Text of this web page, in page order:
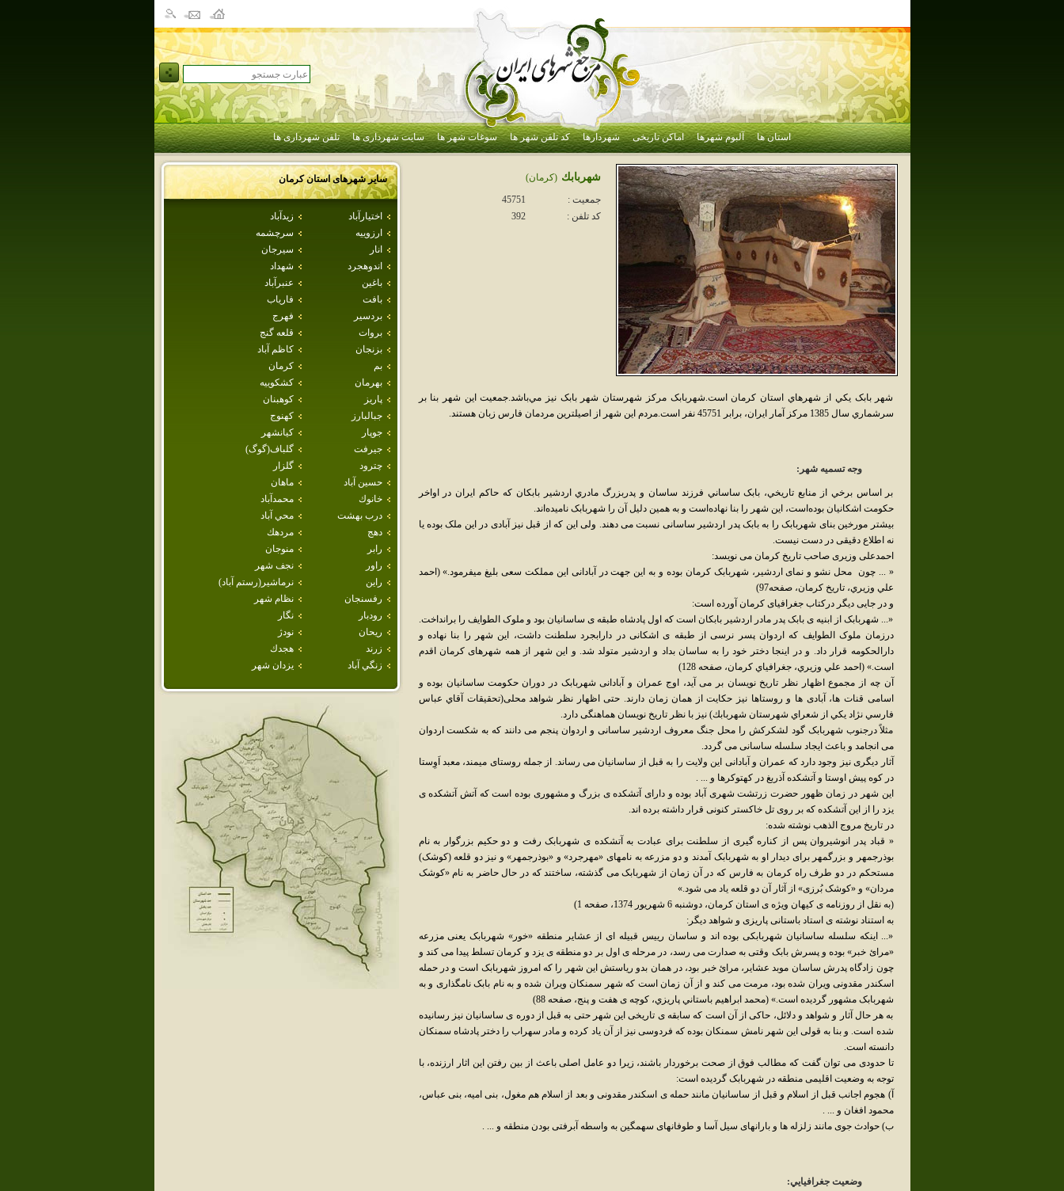
استان ها آلبوم شهرها اماکن تاریخی شهردارها کد تلفن شهر ها سوغات شهر ها سایت شهرداری ها تلفن شهرداری ها
سایر شهرهای استانكرمان
اختيارآباد
زيدآباد
ارزوييه
سرچشمه
انار
سيرجان
اندوهجرد
شهداد
باغين
عنبرآباد
بافت
فارياب
بردسير
فهرج
بروات
قلعه گنج
بزنجان
كاظم آباد
بم
كرمان
بهرمان
كشكوييه
پاريز
كوهبنان
جبالبارز
كهنوج
جوپار
كيانشهر
جيرفت
گلباف(گوگ)
چترود
گلزار
حسين آباد
ماهان
خانوك
محمدآباد
درب بهشت
محي آباد
دهج
مردهك
رابر
منوجان
راور
نجف شهر
راين
نرماشير(رستم آباد)
رفسنجان
نظام شهر
رودبار
نگار
ريحان
نودژ
زرند
هجدك
زنگي آباد
يزدان شهر
شهربابك (كرمان)
جمعیت :
45751
کد تلفن :
392
شهر بابک يکي از شهرهاي استان کرمان است.شهربابک مرکز شهرستان شهر بابک نيز مي‌باشد.جمعيت اين شهر بنا بر
سرشماري سال 1385 مرکز آمار ايران، برابر 45751 نفر است.مردم اين شهر از اصيلترين مردمان فارس زبان هستند.
وجه تسميه شهر:
بر اساس برخي از منابع تاريخي، بابک ساساني فرزند ساسان و پدربزرگ مادري اردشير بابکان که حاکم ايران در اواخر
حکومت اشکانيان بوده‌است، اين شهر را بنا نهاده‌است و به همين دليل آن را شهربابک ناميده‌اند.
بیشتر مورخین بنای شهربابک را به بابک پدر اردشیر ساسانی نسبت می دهند. ولی این که از قبل نیز آبادی در این ملک بوده یا
نه اطلاع دقیقی در دست نیست.
احمدعلی وزیری صاحب تاریخ کرمان می نویسد:
« ... چون محل نشو و نمای اردشیر، شهربابک کرمان بوده و به این جهت در آبادانی این مملکت سعی بلیغ میفرمود.» (احمد
علي وزيري، تاريخ كرمان، صفحه97)
و در جایی دیگر درکتاب جغرافیای کرمان آورده است:
«... شهربابک از ابنیه ی بابک پدر مادر اردشیر بابکان است که اول پادشاه طبقه ی ساسانیان بود و ملوک الطوایف را برانداخت.
درزمان ملوک الطوایف که اردوان پسر نرسی از طبقه ی اشکانی در دارابجرد سلطنت داشت، این شهر را بنا نهاده و
دارالحکومه قرار داد. و در اینجا دختر خود را به ساسان بداد و اردشیر متولد شد. و این شهر از همه شهرهای کرمان اقدم
است.» (احمد علي وزيري، جغرافياي كرمان، صفحه 128)
آن چه از مجموع اظهار نظر تاریخ نویسان بر می آید، اوج عمران و آبادانی شهربابک در دوران حکومت ساسانیان بوده و
اسامی قنات ها، آبادی ها و روستاها نیز حکایت از همان زمان دارند. حتی اظهار نظر شواهد محلی(تحقيقات آقاي عباس
فارسي نژاد يكي از شعراي شهرستان شهربابك) نیز با نظر تاریخ نویسان هماهنگی دارد.
مثلاً درجنوب شهربابک گود لشکرکش را محل جنگ معروف اردشیر ساسانی و اردوان پنجم می دانند که به شکست اردوان
می انجامد و باعث ایجاد سلسله ساسانی می گردد.
آثار دیگری نیز وجود دارد که عمران و آبادانی این ولایت را به قبل از ساسانیان می رساند. از جمله روستای میمند، معبد اَوِستا
در کوه پیش اوستا و آتشکده آذربغ در کهتوکرها و ... .
این شهر در زمان ظهور حضرت زرتشت شهری آباد بوده و دارای آتشکده ی بزرگ و مشهوری بوده است که آتش آتشکده ی
یزد را از این آتشکده که بر روی تل خاکستر کنونی قرار داشته برده اند.
در تاریخ مروج الذهب نوشته شده:
« قباد پدر انوشیروان پس از کناره گیری از سلطنت برای عبادت به آتشکده ی شهربابک رفت و دو حکیم بزرگوار به نام
بوذرجمهر و بزرگمهر برای دیدار او به شهربابک آمدند و دو مزرعه به نامهای «مهرجرد» و «بوذرجمهر» و نیز دو قلعه (کوشک)
مستحکم در دو طرف راه کرمان به فارس که در آن زمان از شهربابک می گذشته، ساختند که در حال حاضر به نام «کوشک
مردان» و «کوشک بُرزی» از آثار آن دو قلعه یاد می شود.»
(به نقل از روزنامه ی كيهان ويژه ی استان كرمان، دوشنبه 6 شهريور 1374، صفحه 1)
به استناد نوشته ی استاد باستانی پاریزی و شواهد دیگر:
«... اینکه سلسله ساسانیان شهربابکی بوده اند و ساسان رییس قبیله ای از عشایر منطقه «خور» شهربابک یعنی مزرعه
«مرائ خبر» بوده و پسرش بابک وقتی به صدارت می رسد، در مرحله ی اول بر دو منطقه ی یزد و کرمان تسلط پیدا می کند و
چون زادگاه پدرش ساسان موبد عشایر، مرائ خبر بود، در همان بدو ریاستش این شهر را که امروز شهربابک است و در حمله
اسکندر مقدونی ویران شده بود، مرمت می کند و از آن زمان است که شهر سمنکان ویران شده و به نام بابک نامگذاری و به
شهربابک مشهور گردیده است.» (محمد ابراهيم باستاني پاريزي، كوچه ی هفت و پنج، صفحه 88)
به هر حال آثار و شواهد و دلائل، حاکی از آن است که سابقه ی تاریخی این شهر حتی به قبل از دوره ی ساسانیان نیز رسانیده
شده است. و بنا به قولی این شهر نامش سمنکان بوده که فردوسی نیز از آن یاد کرده و مادر سهراب را دختر پادشاه سمنکان
دانسته است.
تا حدودی می توان گفت که مطالب فوق از صحت برخوردار باشند، زیرا دو عامل اصلی باعث از بین رفتن این اثار ارزنده، با
توجه به وضعیت اقلیمی منطقه در شهربابک گردیده است:
آ) هجوم اجانب قبل از اسلام و قبل از ساسانیان مانند حمله ی اسکندر مقدونی و بعد از اسلام هم مغول، بنی امیه، بنی عباس،
محمود افغان و ... .
ب‌) حوادث جوی مانند زلزله ها و بارانهای سیل آسا و طوفانهای سهمگین به واسطه آبرفتی بودن منطقه و ... .
وضعيت جغرافيايي: